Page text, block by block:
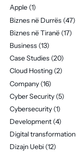
Apple (1)
Biznes në Durrës (47)
Biznes në Tiranë (17)
Business (13)
Case Studies (20)
Cloud Hosting (2)
Company (16)
Cyber Security (5)
Cybersecurity (1)
Development (4)
Digital transformation
Dizajn Uebi (12)